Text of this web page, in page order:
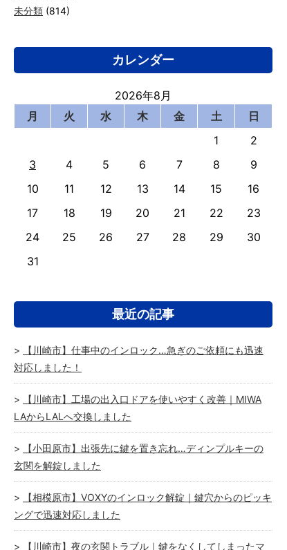
未分類 (814)
カレンダー
2026年8月
月
火 水 木 金 土
日
1
2
3
4 5 6 7 8
9
10
11 12 13 14 15
16
17
18 19 20 21 22
23
24
25 26 27 28 29
30
31
最近の記事
【川崎市】仕事中のインロック…急ぎのご依頼にも迅速
対応しました！
【川崎市】工場の出入口ドアを使いやすく改善｜MIWA
LAからLALへ交換しました
【小田原市】出張先に鍵を置き忘れ…ディンプルキーの
玄関を解錠しました
【相模原市】VOXYのインロック解錠｜鍵穴からのピッキ
ングで迅速対応しました
【川崎市】夜の玄関トラブル｜鍵をなくしてしまったマ